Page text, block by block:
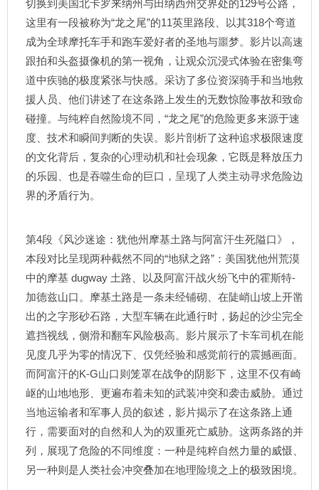
切换到美国北卡罗来纳州与田纳西州交界处的129号公路，
这里有一段被称为“龙之尾”的11英里路段、以其318个弯道
成为全球摩托车手和跑车爱好者的圣地与噩梦。影片以高速
跟拍和头盔摄像机的第一视角，让观众沉浸式体验在密集弯
道中疾驰的极度紧张与快感。采访了多位资深骑手和当地救
援人员、他们讲述了在这条路上发生的无数惊险事故和致命
碰撞。与纯粹自然险境不同，“龙之尾”的危险更多来源于速
度、技术和瞬间判断的失误。影片剖析了这种追求极限速度
的文化背后，复杂的心理动机和社会现象，它既是释放压力
的乐园、也是吞噬生命的巨口，呈现了人类主动寻求危险边
界的矛盾行为。
第4段《风沙迷途：犹他州摩基土路与阿富汗生死隘口》，
本段对比呈现两种截然不同的“地狱之路”：美国犹他州荒漠
中的摩基 dugway 土路、以及阿富汗战火纷飞中的霍斯特-
加德兹山口。摩基土路是一条未经铺砌、在陡峭山坡上开凿
出的之字形砂石路，大型车辆在此通行时，扬起的沙尘完全
遮挡视线，侧滑和翻车风险极高。影片展示了卡车司机在能
见度几乎为零的情况下、仅凭经验和感觉前行的震撼画面。
而阿富汗的K-G山口则笼罩在战争的阴影下，这里不仅有崎
岖的山地地形、更遍布着未知的武装冲突和袭击威胁。通过
当地运输者和军事人员的叙述，影片揭示了在这条路上通
行，需要面对的自然和人为的双重死亡威胁。这两条路的并
列，展现了危险的不同维度：一种是纯粹自然力量的威慑、
另一种则是人类社会冲突叠加在地理险境之上的极致困境。